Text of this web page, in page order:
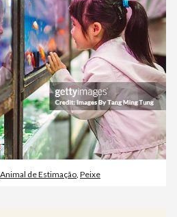
Animal de Estimação Peixe